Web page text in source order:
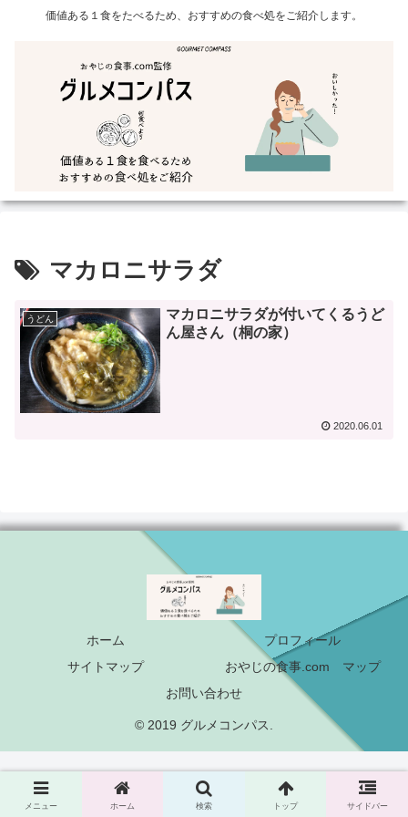
価値ある１食をたべるため、おすすめの食べ処をご紹介します。
マカロニサラダ
うどん
マカロニサラダが付いてくるうど
ん屋さん（桐の家）
2020.06.01
ホーム
プロフィール
サイトマップ
おやじの食事.com マップ
お問い合わせ
© 2019 グルメコンパス.
メニュー ホーム 検索 トップ サイドバー